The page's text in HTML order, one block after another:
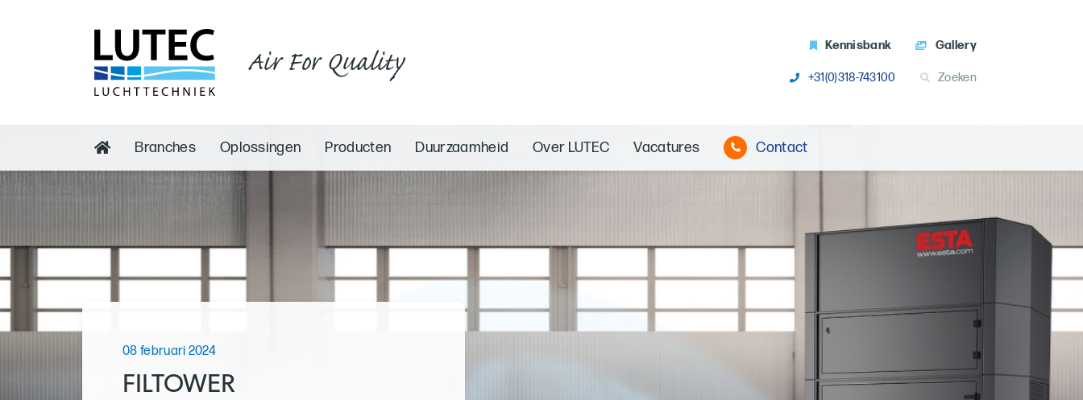
Air For Quality Kennisbank Gallery
+31(0)318-743100 Zoeken
Branches Oplossingen Producten Duurzaamheid Over LUTEC Vacatures Contact
08 februari 2024
FILTOWER